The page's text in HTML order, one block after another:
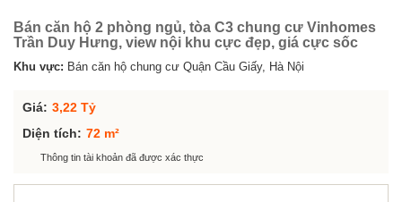
Dự án
Tin tức
Bán căn hộ 2 phòng ngủ, tòa C3 chung cư Vinhomes
Trần Duy Hưng, view nội khu cực đẹp, giá cực sốc
Khu vực: Bán căn hộ chung cư Quận Cầu Giấy, Hà Nội
Giá: 3,22 Tỷ
Diện tích: 72 m²
Thông tin tài khoản đã được xác thực